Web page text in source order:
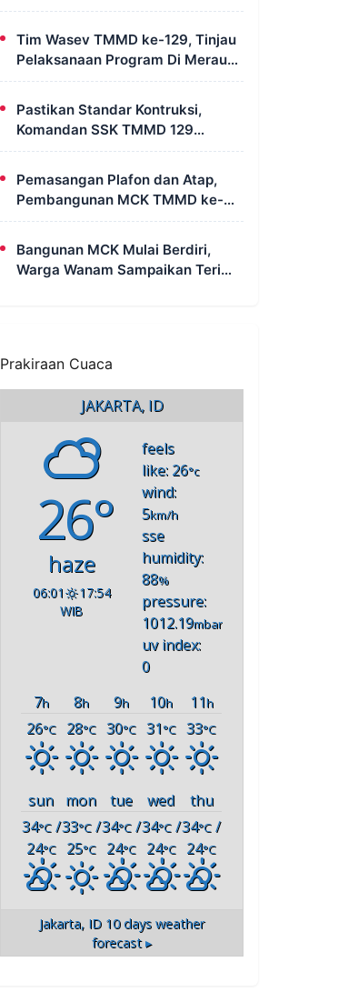
Dusun Serapu Rampung
Dikerjakan
Tim Wasev TMMD ke-129, Tinjau
Pelaksanaan Program Di Merauke
– Papua Selatan
Pastikan Standar Kontruksi,
Komandan SSK TMMD 129
Intensif Awasi Pembangunan
Pemasangan Plafon dan Atap,
Pembangunan MCK TMMD ke-
129 di Kampung Wanam Hampir
Bangunan MCK Mulai Berdiri,
Warga Wanam Sampaikan Terima
Prakiraan Cuaca
JAKARTA, ID
26°
haze
06:01
17:54
WIB
feels
like: 26°c
wind:
5km/h
sse
humidity:
88%
pressure:
1012.19mbar
uv index:
0
7h 8h 9h 10h 11h
26°C 28°C 30°C 31°C 33°C
sun mon tue wed
thu
34°C/
24°C
33°C/
25°C
34°C/
24°C
34°C/
24°C
34°C /
24°C
Jakarta, ID 10 days weather
forecast ▸